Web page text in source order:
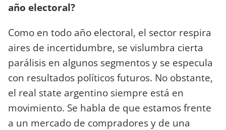
año electoral?
Como en todo año electoral, el sector respira
aires de incertidumbre, se vislumbra cierta
parálisis en algunos segmentos y se especula
con resultados políticos futuros. No obstante,
el real state argentino siempre está en
movimiento. Se habla de que estamos frente
a un mercado de compradores y de una